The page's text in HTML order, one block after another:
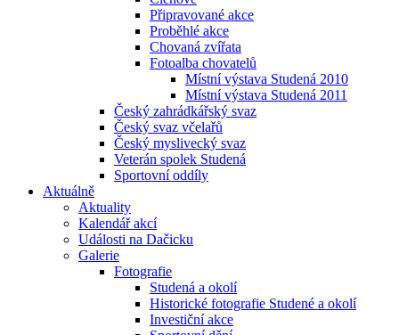
Připravované akce
Proběhlé akce
Chovaná zvířata
Fotoalba chovatelů
Místní výstava Studená 2010
Místní výstava Studená 2011
Český zahrádkářský svaz
Český svaz včelařů
Český myslivecký svaz
Veterán spolek Studená
Sportovní oddíly
Aktuálně
Aktuality
Kalendář akcí
Události na Dačicku
Galerie
Fotografie
Studená a okolí
Historické fotografie Studené a okolí
Investiční akce